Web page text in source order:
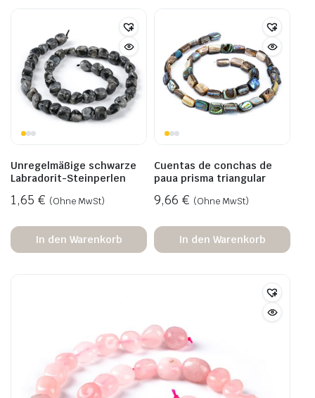
Unregelmäßige schwarze
Labradorit-Steinperlen
1,65 € (Ohne MwSt)
In den Warenkorb
Cuentas de conchas de
paua prisma triangular
9,66 € (Ohne MwSt)
In den Warenkorb